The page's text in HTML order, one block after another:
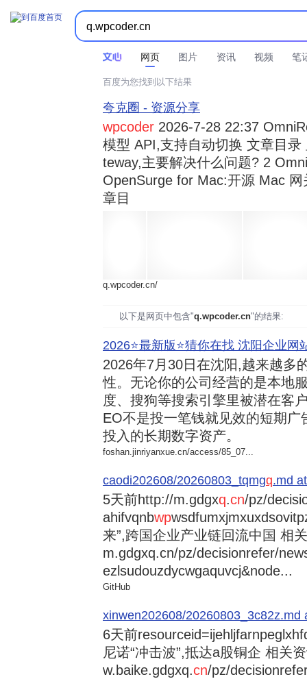
网页 图片 资讯 视频 笔
时间不限  所有网页和文件  站点内检索 
百度为您找到以下结果
夸克圈 - 资源分享
wpcoder 2026-7-28 22:37
模型 API,支持自动切换 文章目
teway,主要解决什么问题? 2
OpenSurge for Mac:开源 Mac
章目
q.wpcoder.cn/
以下是网页中包含"q.wpcoder.cn"的结果:
2026⭐️最新版⭐️猜你在找 沈阳企业网
2026年7月30日在沈阳,越来越多
性。无论你的公司经营的是本地
度、搜狗等搜索引擎里被潜在客
EO不是投一笔钱就见效的短期
投入的长期数字资产。
foshan.jinriyanxue.cn/access/85_07...
caodi202608/20260803_tqmgq.md
5天前http://m.gdgxq.cn/pz/
ahifvqnbwp
来”,跨国企业产业链回流中国 相
m.gdgxq.cn/pz/decisionrefer/
ezlsudouzdycwgaquvcj&node...
GitHub
xinwen202608/20260803_3c82z.md
6天前
尼诺“冲击波”,抵达a股铜企 相关
w.baike.gdgxq.cn/pz/